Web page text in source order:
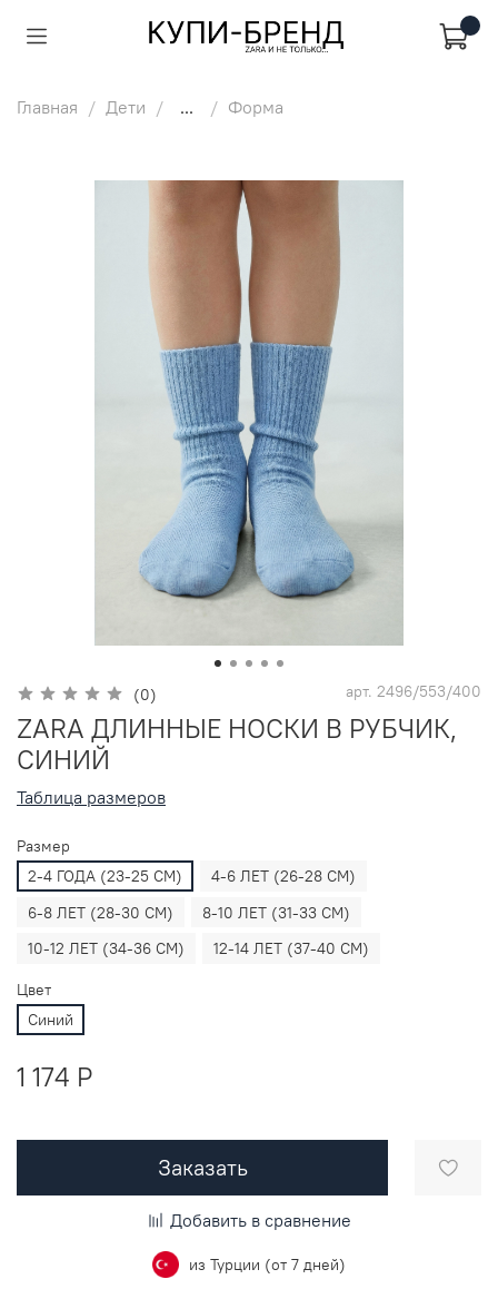
Главная Дети ... Форма
(0) арт. 2496/553/400
ZARA ДЛИННЫЕ НОСКИ В РУБЧИК,
СИНИЙ
Таблица размеров
Размер
2-4 ГОДА (23-25 СМ)
4-6 ЛЕТ (26-28 СМ)
6-8 ЛЕТ (28-30 СМ)
8-10 ЛЕТ (31-33 СМ)
10-12 ЛЕТ (34-36 СМ)
12-14 ЛЕТ (37-40 СМ)
Цвет
Синий
1 174 P
Заказать
Добавить в сравнение
из Турции (от 7 дней)